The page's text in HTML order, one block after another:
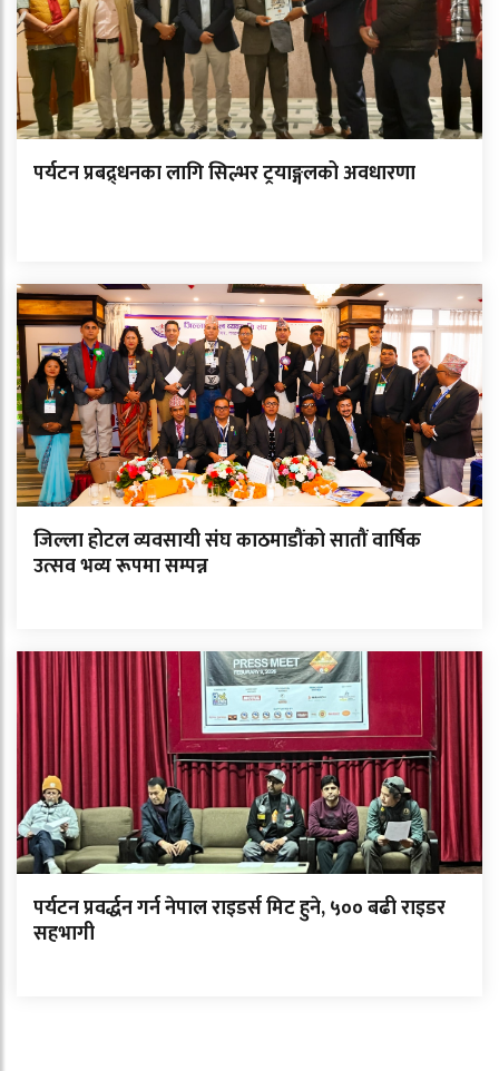
पर्यटन प्रबद्र्धनका लागि सिल्भर ट्रयाङ्गलको अवधारणा
जिल्ला होटल व्यवसायी संघ काठमाडौंको सातौं वार्षिक
उत्सव भव्य रूपमा सम्पन्न
पर्यटन प्रवर्द्धन गर्न नेपाल राइडर्स मिट हुने, ५०० बढी राइडर
सहभागी